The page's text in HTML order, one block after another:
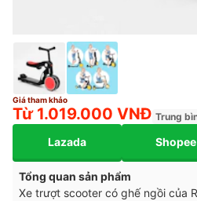
Giá tham khảo
Từ 1.019.000 VNĐ Trung
Lazada Shopee
Tổng quan sản phẩm
Xe trượt scooter có ghế ngồi của